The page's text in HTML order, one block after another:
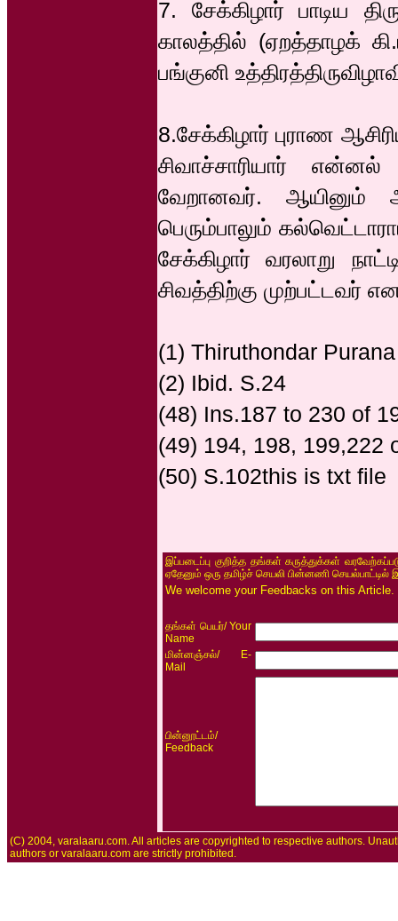
7. சேக்கிழார் பாடிய
காலத்தில் (ஏறத்தாழக்
பங்குனி
8.சேக்கிழார் புராண
சிவாச்சாரியார்
வேறானவர். ஆயினும்
பெரும்பாலும்
சேக்கிழார் வரலாறு
சிவத்திற்கு முற்பட்டவர்
(1) Thiruthondar
(2) Ibid. S.24
(48) Ins.187 to 230 of
(49) 194, 198, 199,222
(50) S.102this is txt file
இப்படைப்பு குறித்த தங்கள் கருத்துக்கள்
ஏதேனும் ஒரு தமிழ்ச் செயலி பின்னணி
We welcome your Feedbacks on this
தங்கள் பெயர்/ Your
Name
மின்னஞ்சல்/ E-
Mail
பின்னூட்டம்/
Feedback
(C) 2004, varalaaru.com. All articles are copyrighted to respective authors.
authors or varalaaru.com are strictly prohibited.